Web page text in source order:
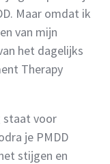
Maar omdat ik
van mijn
het dagelijks
Therapy
staat voor
je PMDD
stijgen en